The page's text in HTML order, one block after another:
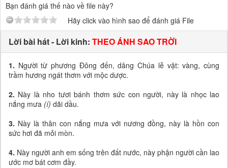
Bạn đánh giá thế nào về file này?
Hãy click vào hình sao để đánh giá File
Lời bài hát - Lời kinh: THEO ÁNH SAO TRỜI
1. Người từ phương Đông đến, dâng Chúa lễ vật: vàng, cùng
trầm hương ngát thơm với mộc dược.
2. Này là nho tươi bánh thơm sức con người, này là nhọc lao
nắng mưa (í) dãi dầu.
3. Này là thân con nắng mưa với nương đồng, này là hồn con
sức hơi đã mỏi mòn.
4. Này người anh em sống trên đất nước, này phận người cần lao
ước mơ bát cơm đầy.